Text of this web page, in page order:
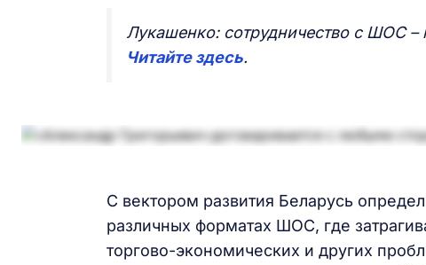
Лукашенко: сотрудничество с ШОС –
Читайте здесь.
С вектором развития Беларусь
различных форматах ШОС, где
торгово-экономических и других